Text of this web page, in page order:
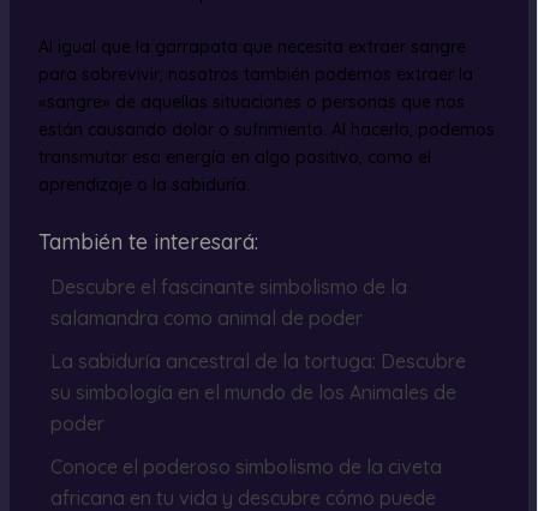
Al igual que la garrapata que necesita extraer sangre
para sobrevivir, nosotros también podemos extraer la
«sangre» de aquellas situaciones o personas que nos
están causando dolor o sufrimiento. Al hacerlo, podemos
transmutar esa energía en algo positivo, como el
aprendizaje o la sabiduría.
También te interesará:
Descubre el fascinante simbolismo de la
salamandra como animal de poder
La sabiduría ancestral de la tortuga: Descubre
su simbología en el mundo de los Animales de
poder
Conoce el poderoso simbolismo de la civeta
africana en tu vida y descubre cómo puede